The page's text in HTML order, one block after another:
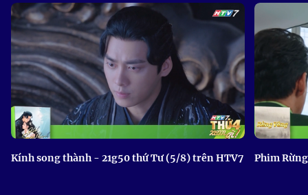
Kính song thành - 21g50 thứ Tư (5/8) trên HTV7 Phim